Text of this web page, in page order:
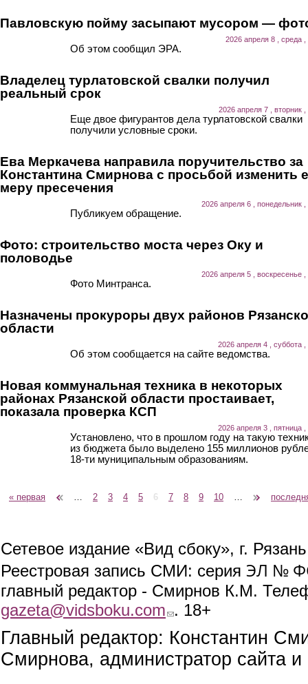
Павловскую пойму засыпают мусором —
2026 апреля 8 , среда ,
Об этом сообщил ЭРА.
Владелец турлатовской свалки получил
реальный срок
2026 апреля 7 , вторник ,
Еще двое фигурантов дела турлатовской свалки
получили условные сроки.
Ева Меркачева направила поручительство за
Константина Смирнова с просьбой изменить
меру пресечения
2026 апреля 6 , понедельник ,
Публикуем обращение.
Фото: строительство моста через Оку и
половодье
2026 апреля 5 , воскресенье ,
Фото Минтранса.
Назначены прокуроры двух районов
области
2026 апреля 4 , суббота ,
Об этом сообщается на сайте ведомства.
Новая коммунальная техника в некоторых
районах Рязанской области простаивает,
показала проверка КСП
2026 апреля 3 , пятница ,
Установлено, что в прошлом году на такую
из бюджета было выделено 155 миллионов
18-ти муниципальным образованиям.
Страницы
« первая 2 3 4 5 6 7 8 9 10
Сетевое издание «Вид сбоку», г.
Реестровая запись СМИ: серия ЭЛ №
главный редактор - Смирнов К.М.
gazeta@vidsboku.com (link sends e-mail)
. 18+
Главный редактор: Константин
Смирнова, администратор сайта